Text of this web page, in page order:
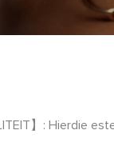
】: Hierdie